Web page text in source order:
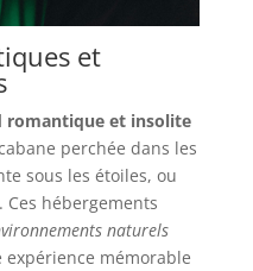
et
romantique et insolite
perchée dans les
sous les étoiles, ou
hébergements
naturels
mémorable